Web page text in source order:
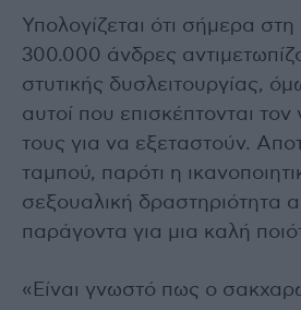
Υπολογίζεται ότι σήμερα
300.000 άνδρες
στυτικής δυσλειτουργίας,
αυτοί που επισκέπτονται τον
τους για να εξεταστούν.
ταμπού, παρότι η
σεξουαλική δραστηριότητα
παράγοντα για μια καλή
«Είναι γνωστό πως ο